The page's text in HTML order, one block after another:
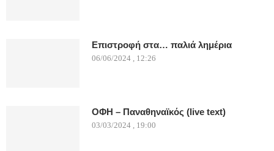
Επιστροφή στα… παλιά λημέρια
06/06/2024 , 12:26
ΟΦΗ – Παναθηναϊκός (live text)
03/03/2024 , 19:00